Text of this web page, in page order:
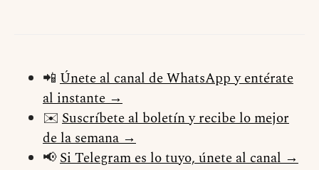
📲 Únete al canal de WhatsApp y entérate
al instante →
✉️ Suscríbete al boletín y recibe lo mejor
de la semana →
📢Si Telegram es lo tuyo, únete al canal →